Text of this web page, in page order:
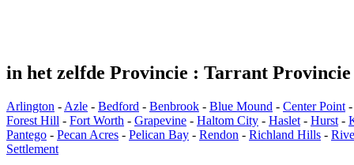
in het zelfde Provincie : Tarrant Provincie
Arlington - Azle - Bedford - Benbrook - Blue Mound - Center Point
Forest Hill - Fort Worth - Grapevine - Haltom City - Haslet - Hurst -
Pantego - Pecan Acres - Pelican Bay - Rendon - Richland Hills -
Settlement